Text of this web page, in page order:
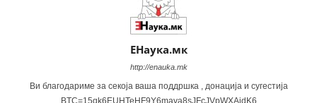
ЕНаука.мк
http://enauka.mk
Ви благодариме за секоја ваша поддршка , донација и сугестија
BTC=15qk6EUHTeHF9Y6mava8sJFcJVpWXAidK6